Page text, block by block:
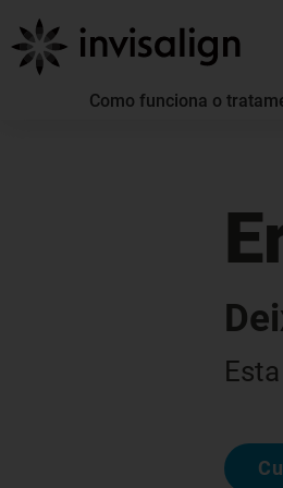
Como funciona o